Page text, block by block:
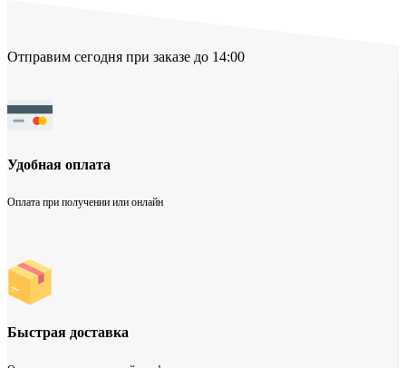
Отправим сегодня при заказе до 14:00
Удобная оплата
Оплата при получении или онлайн
Быстрая доставка